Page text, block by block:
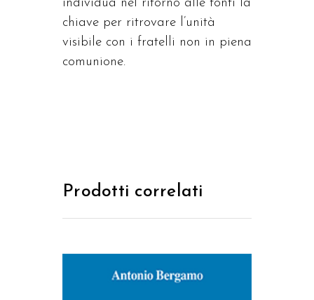
individua nel ritorno alle fonti la
chiave per ritrovare l’unità
visibile con i fratelli non in piena
comunione.
Prodotti correlati